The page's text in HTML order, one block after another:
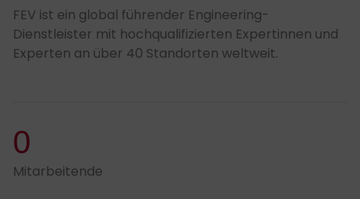
FEV ist ein global führender Engineering-
Dienstleister mit hochqualifizierten Expertinnen und
Experten an über 40 Standorten weltweit.
0
Mitarbeitende